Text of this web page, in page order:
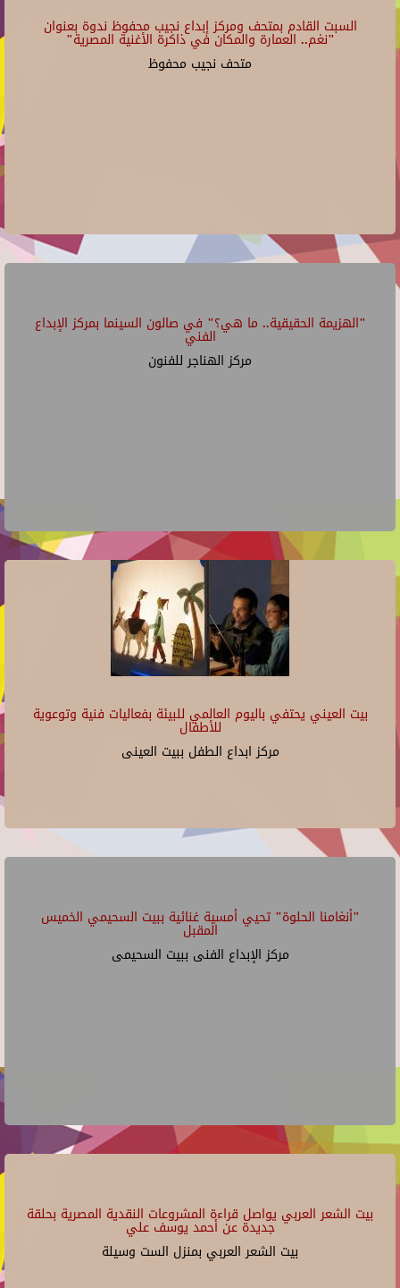
السبت القادم بمتحف ومركز إبداع نجيب محفوظ ندوة بعنوان
"نغم.. العمارة والمكان في ذاكرة الأغنية المصرية"
متحف نجيب محفوظ
"الهزيمة الحقيقية.. ما هي؟" في صالون السينما بمركز الإبداع
الفني
مركز الهناجر للفنون
بيت العيني يحتفي باليوم العالمي للبيئة بفعاليات فنية وتوعوية
للأطفال
مركز ابداع الطفل ببيت العينى
"أنغامنا الحلوة" تحيي أمسية غنائية ببيت السحيمي الخميس
المقبل
مركز الإبداع الفنى ببيت السحيمى
بيت الشعر العربي يواصل قراءة المشروعات النقدية المصرية بحلقة
جديدة عن أحمد يوسف علي
بيت الشعر العربي بمنزل الست وسيلة